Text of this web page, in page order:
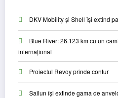
DKV Mobility și Shell își extind
Blue River: 26.123 km cu un
internațional
Proiectul Revoy prinde contur
Sailun își extinde gama de